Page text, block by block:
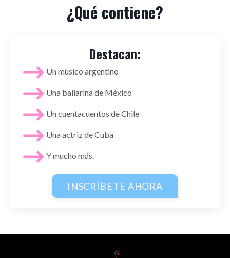
¿Qué contiene?
Destacan:
Un músico argentino
Una bailarina de México
Un cuentacuentos de Chile
Una actriz de Cuba
Y mucho más.
INSCRÍBETE AHORA